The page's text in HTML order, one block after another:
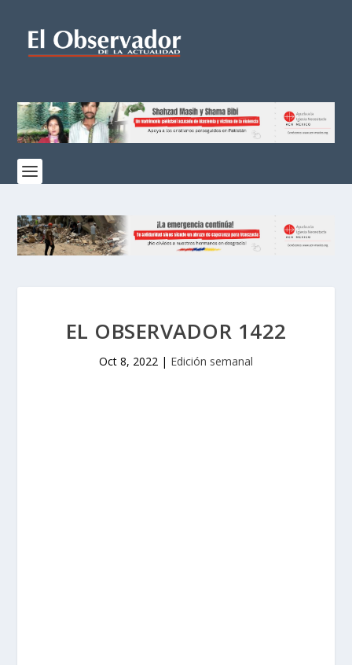
EL OBSERVADOR 1422
Oct 8, 2022 | Edición semanal